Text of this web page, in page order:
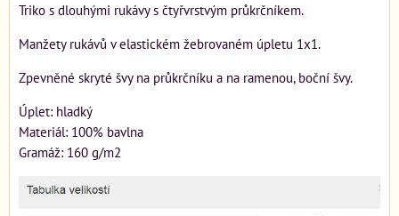
Triko s dlouhými rukávy s čtyřvrstvým průkrčníkem.
Manžety rukávů v elastickém žebrovaném úpletu 1x1.
Zpevněné skryté švy na průkrčníku a na ramenou, boční švy.
Úplet: hladký
Materiál: 100% bavlna
Gramáž: 160 g/m2